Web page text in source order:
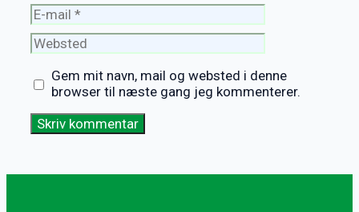
E-
mail
Websted
Gem mit navn, mail og websted i denne
browser til næste gang jeg kommenterer.